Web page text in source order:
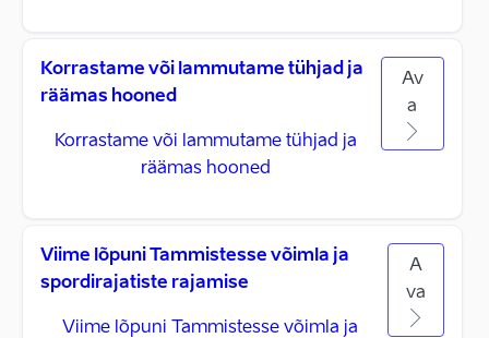
Korrastame või lammutame tühjad ja
räämas hooned
Korrastame või lammutame tühjad ja
räämas hooned
Av
a
Viime lõpuni Tammistesse võimla ja
spordirajatiste rajamise
Viime lõpuni Tammistesse võimla ja
A
va